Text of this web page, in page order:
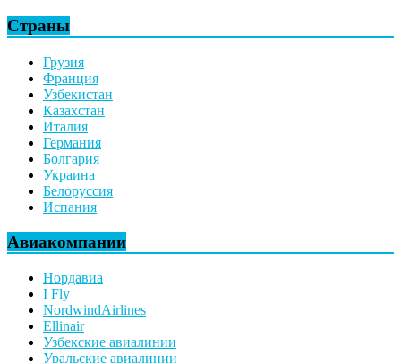
Страны
Грузия
Франция
Узбекистан
Казахстан
Италия
Германия
Болгария
Украина
Белоруссия
Испания
Авиакомпании
Нордавиа
I Fly
NordwindAirlines
Ellinair
Узбекские авиалинии
Уральские авиалинии